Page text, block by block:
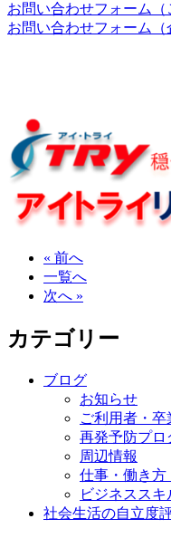
お問い合わせフォーム（
お問い合わせフォーム（
« 前へ
一覧へ
次へ »
カテゴリー
ブログ
お知らせ
ご利用者・卒
再発予防プロ
周辺情報
仕事・働き方
ビジネスス
社会生活の自立度